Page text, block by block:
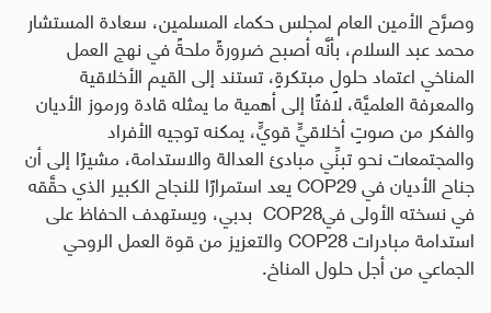
وصرَّح الأمين العام لمجلس حكماء المسلمين، سعادة المستشار
محمد عبد السلام، بأنَّه أصبح ضرورةً ملحةً في نهج العمل
المناخي اعتماد حلولٍ مبتكرةٍ، تستند إلى القيم الأخلاقية
والمعرفة العلميَّة، لافتًا إلى أهمية ما يمثله قادة ورموز الأديان
والفكر من صوتٍ أخلاقيٍّ قويٍّ، يمكنه توجيه الأفراد
والمجتمعات نحو تبنِّي مبادئ العدالة والاستدامة، مشيرًا إلى أن
جناح الأديان في يعد استمرارًا للنجاح الكبير الذي حقَّقه
في نسخته الأولى فيCOP28 بدبي، ويستهدف الحفاظ على
استدامة مبادرات والتعزيز من قوة العمل الروحي
الجماعي من أجل حلول المناخ.